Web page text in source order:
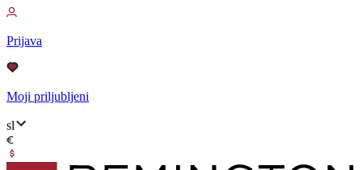
Prijava
Moji priljubljeni
sl